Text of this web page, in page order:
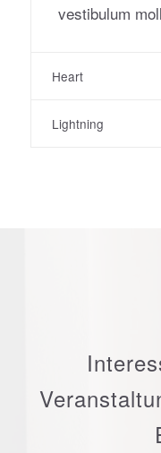
vestibulum
Heart
Lightning